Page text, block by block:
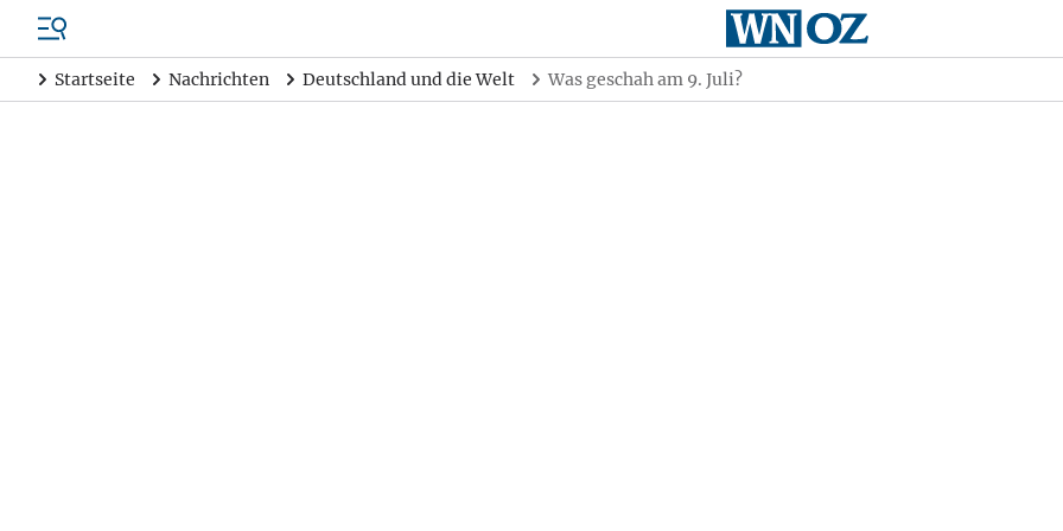
Startseite Nachrichten Deutschland und die Welt Was geschah am 9. Juli?